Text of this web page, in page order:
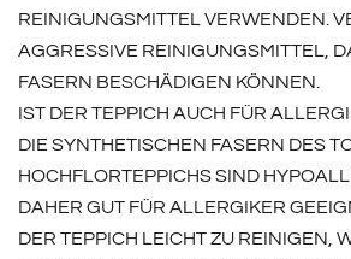
EINIGUNGSMITTEL VERWENDEN.
GGRESSIVE REINIGUNGSMITTEL, DA
ASERN BESCHÄDIGEN KÖNNEN.
IST DER TEPPICH AUCH FÜR
DIE SYNTHETISCHEN FASERN DES
HOCHFLORTEPPICHS SIND
DAHER GUT FÜR ALLERGIKER
DER TEPPICH LEICHT ZU REINIGEN,